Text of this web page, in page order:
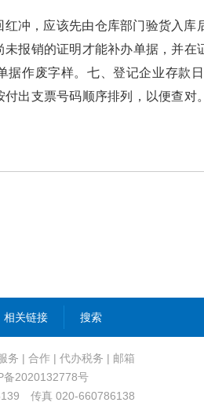
红冲，应该先由仓库部门验货入
报销的证明才能补办单据，并
据作废字样。七、登记企业存款
出支票号码顺序排列，以便查
相关链接 搜索
务 | 合作 | 代办税务 | 邮箱
备2020132778号
传真 020-660786138